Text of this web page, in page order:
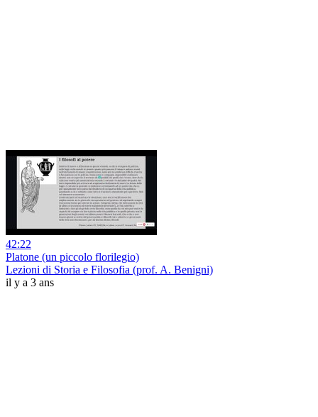
42:22
Platone (un piccolo florilegio)
Lezioni di Storia e Filosofia (prof. A. Benigni)
il y a 3 ans